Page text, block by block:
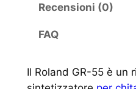
Recensioni (0)
FAQ
Il Roland GR-55 è un